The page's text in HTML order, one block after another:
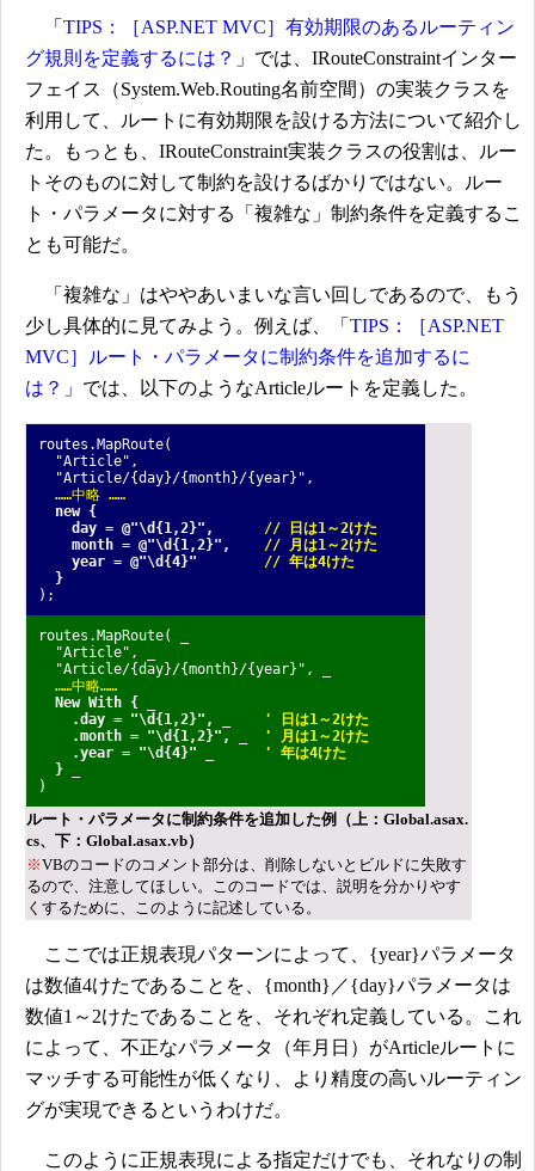
「 TIPS：［ASP.NET MVC］有効期限のあるルーティン
グ規則を定義するには？ 」では、IRouteConstraintインター
フェイス（System.Web.Routing名前空間）の実装クラスを
利用して、ルートに有効期限を設ける方法について紹介し
た。もっとも、IRouteConstraint実装クラスの役割は、ルー
トそのものに対して制約を設けるばかりではない。ルー
ト・パラメータに対する「複雑な」制約条件を定義するこ
とも可能だ。
「複雑な」はややあいまいな言い回しであるので、もう
少し具体的に見てみよう。例えば、「 TIPS：［ASP.NET
MVC］ルート・パラメータに制約条件を追加するに
は？ 」では、以下のようなArticleルートを定義した。
routes.MapRoute(
"Article",
"Article/{day}/{month}/{year}",
……中略 ……
new {
day = @"\d{1,2}", // 日は1～2けた
month = @"\d{1,2}", // 月は1～2けた
year = @"\d{4}" // 年は4けた
}
);
routes.MapRoute( _
"Article", _
"Article/{day}/{month}/{year}", _
……中略……
New With { _
.day = "\d{1,2}", _
' 日は1～2けた
.month = "\d{1,2}", _
' 月は1～2けた
.year = "\d{4}" _
' 年は4けた
}
)
ルート・パラメータに制約条件を追加した例（上：Global.asax.
cs、下：Global.asax.vb）
※VBのコードのコメント部分は、削除しないとビルドに失敗す
るので、注意してほしい。このコードでは、説明を分かりやす
くするために、このように記述している。
ここでは正規表現パターンによって、{year}パラメータ
は数値4けたであることを、{month}／{day}パラメータは
数値1～2けたであることを、それぞれ定義している。これ
によって、不正なパラメータ（年月日）がArticleルートに
マッチする可能性が低くなり、より精度の高いルーティン
グが実現できるというわけだ。
このように正規表現による指定だけでも、それなりの制